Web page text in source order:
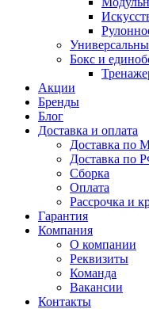
Бокс и
Акции
Бренды
Блог
Доставка и оплата
Доставка по
Доставка по
Сборка
Оплата
Рассрочка и
Гарантия
Компания
О компании
Реквизиты
Команда
Вакансии
Контакты